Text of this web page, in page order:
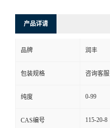
产品详请
品牌 润丰
包装规格 咨询客服
纯度 0-99
CAS编号 115-20-8